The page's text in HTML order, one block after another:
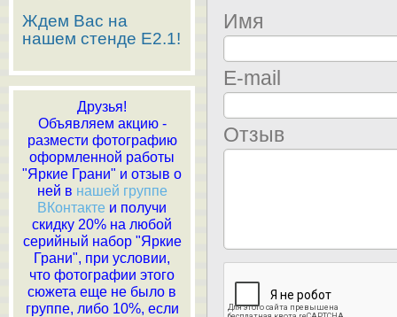
Имя
E-mail
Отзыв
Ждем Вас на
нашем стенде E2.1!
Друзья!
Объявляем акцию -
размести фотографию
оформленной работы
"Яркие Грани" и отзыв о
ней в нашей группе
ВКонтакте и получи
скидку 20% на любой
серийный набор "Яркие
Грани", при условии,
что фотографии этого
сюжета еще не было в
группе, либо 10%, если